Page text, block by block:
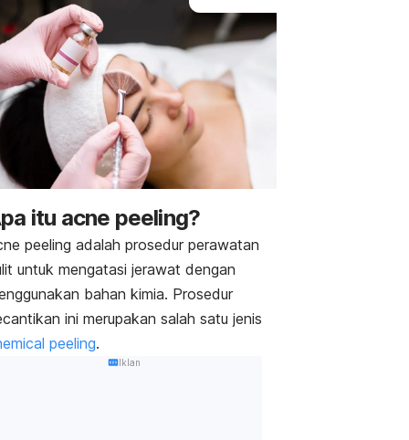
itu acne peeling?
peeling adalah prosedur perawatan
untuk mengatasi jerawat dengan
bahan kimia. Prosedur
ini merupakan salah satu jenis
peeling.
Iklan